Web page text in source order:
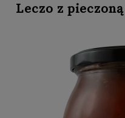
Leczo z